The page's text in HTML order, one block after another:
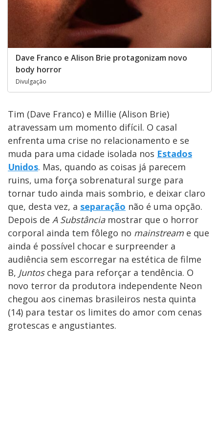
Dave Franco e Alison Brie protagonizam novo
body horror
Divulgação
Tim (Dave Franco) e Millie (Alison Brie)
atravessam um momento difícil. O casal
enfrenta uma crise no relacionamento e se
muda para uma cidade isolada nos Estados
Unidos. Mas, quando as coisas já parecem
ruins, uma força sobrenatural surge para
tornar tudo ainda mais sombrio, e deixar claro
que, desta vez, a separação não é uma opção.
Depois de A Substância mostrar que o horror
corporal ainda tem fôlego no mainstream e que
ainda é possível chocar e surpreender a
audiência sem escorregar na estética de filme
B, Juntoschega para reforçar a tendência. O
novo terror da produtora independente Neon
chegou aos cinemas brasileiros nesta quinta
(14) para testar os limites do amor com cenas
grotescas e angustiantes.